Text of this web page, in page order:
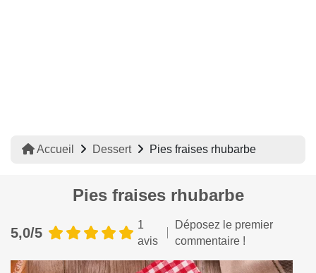
Accueil Dessert Pies fraises rhubarbe
Pies fraises rhubarbe
5,0/5
1
avis
Déposez le premier
commentaire !